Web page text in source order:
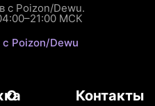
с Poizon/Dewu.
МСК
Poizon/Dewu
О
Контакты